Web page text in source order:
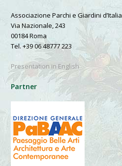
Associazione Parchi e Giardini d’Italia
Via Nazionale, 243
00184 Roma
Tel. +39 06 48777 223
Presentation in English
Partner